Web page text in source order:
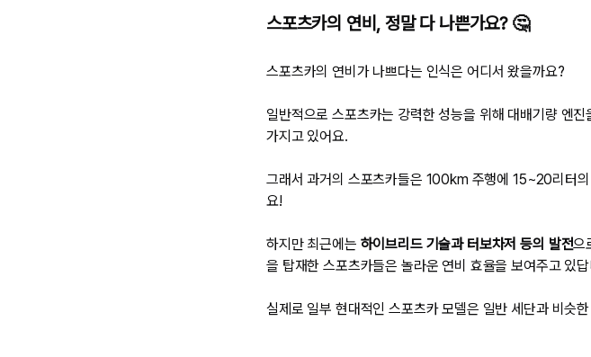
스포츠카의 연비, 정말 다 나쁜가요? 🤔
스포츠카의 연비가 나쁘다는 인식은 어디서 왔을까요?
일반적으로 스포츠카는 강력한 성능을 위해 대배기량 엔
가지고 있어요.
그래서 과거의 스포츠카들은 100km 주행에 15~20리터
요!
하지만 최근에는 하이브리드 기술과 터보차저 등의 발전으
을 탑재한 스포츠카들은 놀라운 연비 효율을 보여주고 있
실제로 일부 현대적인 스포츠카 모델은 일반 세단과 비슷